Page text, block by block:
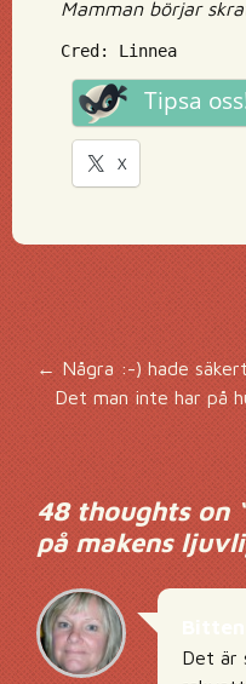
Mamman börjar
Cred: Linnea
Tipsa
X
←Några :-) hade
Det man inte har på
48 thoughts on
på makens
Det är